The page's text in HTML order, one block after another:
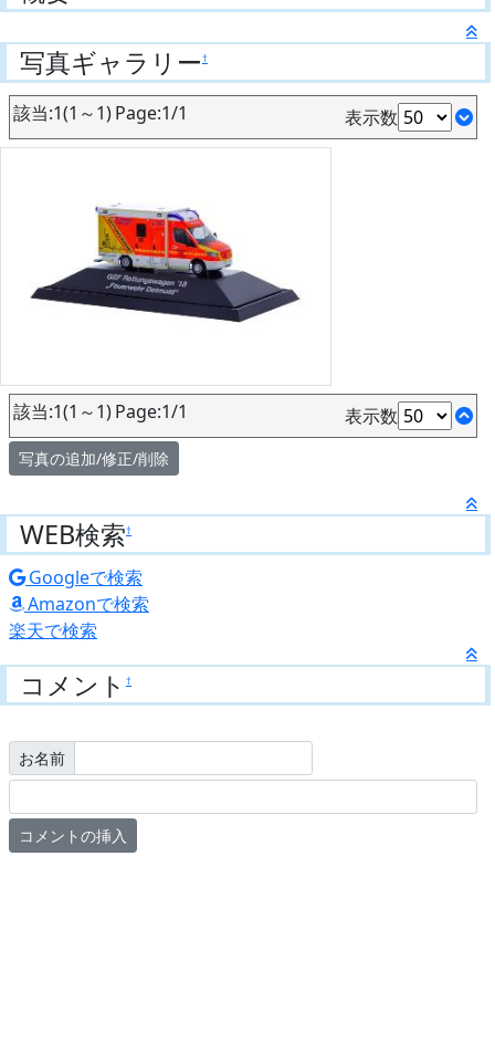
写真ギャラリー†
該当:1(1～1) Page:1/1 表示数
該当:1(1～1) Page:1/1 表示数
写真の追加/修正/削除
WEB検索†
Googleで検索
Amazonで検索
楽天で検索
コメント †
お名前